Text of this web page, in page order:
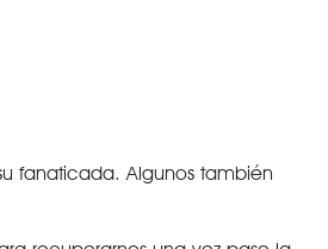
fanaticada. Algunos también